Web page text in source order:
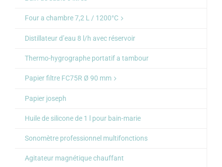
Four a chambre 7,2 L / 1200°C
Distillateur d’eau 8 l/h avec réservoir
Thermo-hygrographe portatif a tambour
Papier filtre FC75R Ø 90 mm
Papier joseph
Huile de silicone de 1 l pour bain-marie
Sonomètre professionnel multifonctions
Agitateur magnétique chauffant